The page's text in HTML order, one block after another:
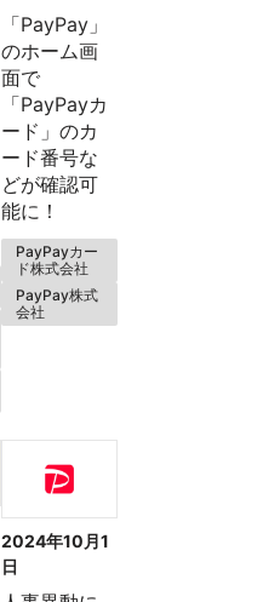
「PayPay」
のホーム画
面で
「PayPayカ
ード」のカ
ード番号な
どが確認可
能に！
PayPayカー
ド株式会社
PayPay株式
会社
2024年10月1
日